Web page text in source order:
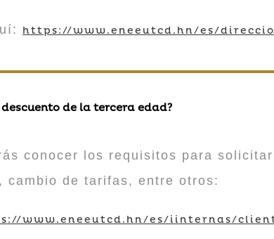
https://www.eneeutcd.hn/es/
de la tercera edad?
conocer los requisitos para
cambio de tarifas, entre otros:
www.eneeutcd.hn/es/iinternas/